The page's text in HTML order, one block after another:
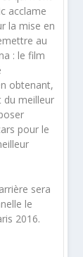
acclame
la mise en
au
: le film
obtenant,
du meilleur
pour le
sera
le
2016.